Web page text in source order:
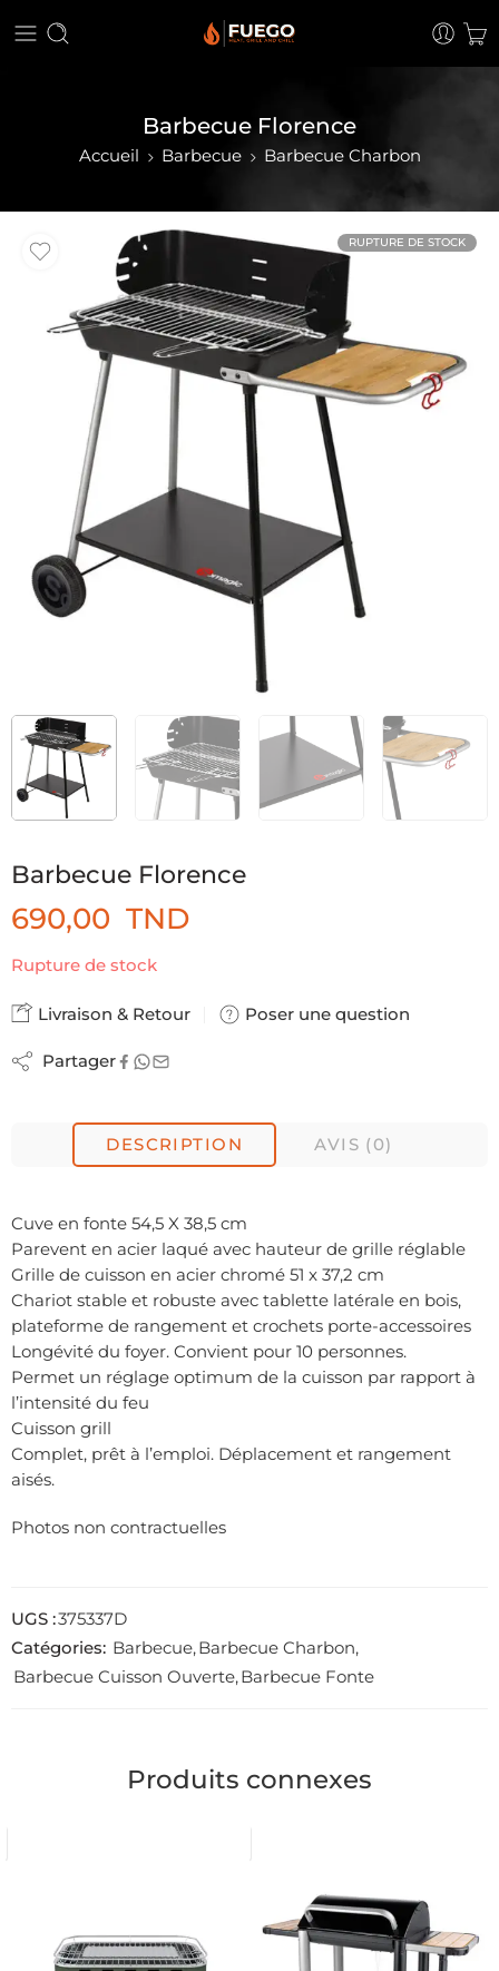
Barbecue Florence
Accueil Barbecue Barbecue Charbon
RUPTURE DE STOCK
Barbecue Florence
690,00 TND
Rupture de stock
Livraison & Retour Poser une question
Partager
DESCRIPTION AVIS (0)
Cuve en fonte 54,5 X 38,5 cm
Parevent en acier laqué avec hauteur de grille réglable
Grille de cuisson en acier chromé 51 x 37,2 cm
Chariot stable et robuste avec tablette latérale en bois,
plateforme de rangement et crochets porte-accessoires
Longévité du foyer. Convient pour 10 personnes.
Permet un réglage optimum de la cuisson par rapport à
l’intensité du feu
Cuisson grill
Complet, prêt à l’emploi. Déplacement et rangement
aisés.
Photos non contractuelles
UGS :375337D
Catégories: Barbecue,Barbecue Charbon,
Barbecue Cuisson Ouverte,Barbecue Fonte
Produits connexes